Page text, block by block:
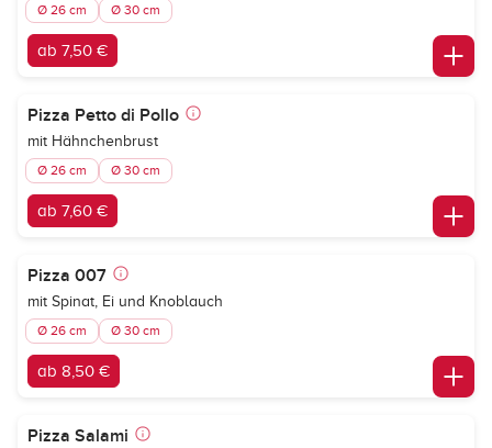
Ø 26 cm Ø 30 cm
ab 7,50 €
Pizza Petto di Pollo
mit Hähnchenbrust
Ø 26 cm Ø 30 cm
ab 7,60 €
Pizza 007
mit Spinat, Ei und Knoblauch
Ø 26 cm Ø 30 cm
ab 8,50 €
Pizza Salami